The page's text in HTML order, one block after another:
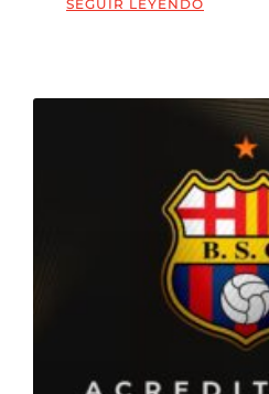
SEGUIR LEYENDO